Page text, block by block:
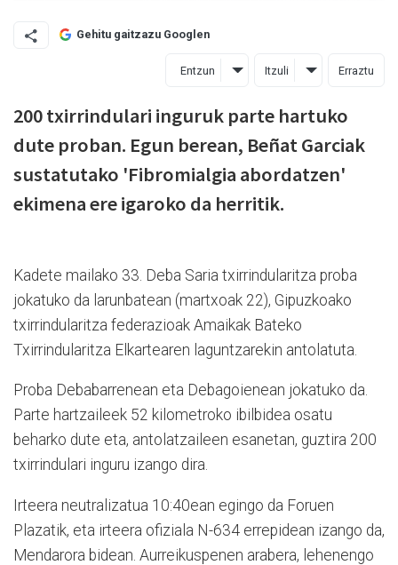
Gehitu gaitzazu Googlen
Entzun Itzuli Erraztu
200 txirrindulari inguruk parte hartuko
dute proban. Egun berean, Beñat Garciak
sustatutako 'Fibromialgia abordatzen'
ekimena ere igaroko da herritik.
Kadete mailako 33. Deba Saria txirrindularitza proba
jokatuko da larunbatean (martxoak 22), Gipuzkoako
txirrindularitza federazioak Amaikak Bateko
Txirrindularitza Elkartearen laguntzarekin antolatuta.
Proba Debabarrenean eta Debagoienean jokatuko da.
Parte hartzaileek 52 kilometroko ibilbidea osatu
beharko dute eta, antolatzaileen esanetan, guztira 200
txirrindulari inguru izango dira.
Irteera neutralizatua 10:40ean egingo da Foruen
Plazatik, eta irteera ofiziala N-634 errepidean izango da,
Mendarora bidean. Aurreikuspenen arabera, lehenengo